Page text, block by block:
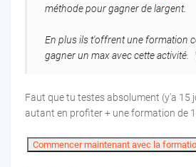
méthode pour gagner de largent.
En plus ils t'offrent une formation
gagner un max avec cette activité.
Faut que tu testes absolument (y'a 15
autant en profiter + une formation de
Commencer maintenant avec la